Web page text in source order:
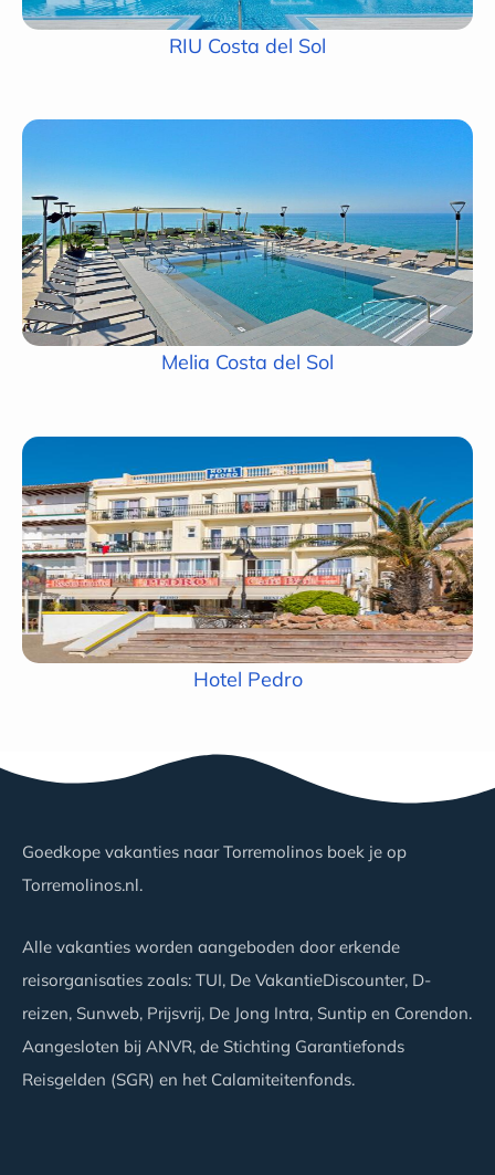
RIU Costa del Sol
Melia Costa del Sol
Hotel Pedro
Goedkope vakanties naar Torremolinos boek je op
Torremolinos.nl.
Alle vakanties worden aangeboden door erkende
reisorganisaties zoals: TUI, De VakantieDiscounter, D-
reizen, Sunweb, Prijsvrij, De Jong Intra, Suntip en Corendon.
Aangesloten bij ANVR, de Stichting Garantiefonds
Reisgelden (SGR) en het Calamiteitenfonds.